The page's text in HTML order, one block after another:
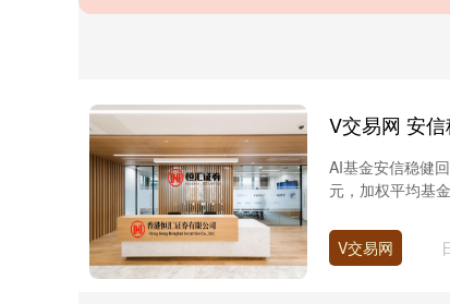
AI基金安信稳健
元，加权平均基
V交易网